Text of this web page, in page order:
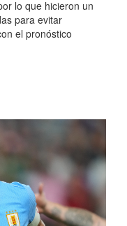
lo que hicieron un
para evitar
el pronóstico